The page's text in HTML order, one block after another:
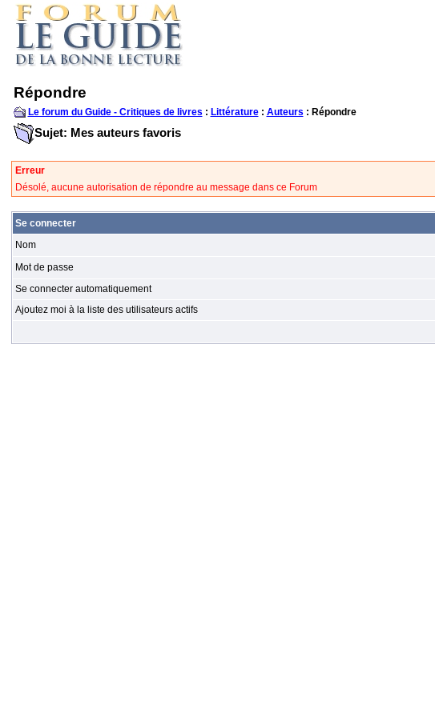
Répondre
Le forum du Guide - Critiques de livres : Littérature: Auteurs : Répondre
Sujet: Mes auteurs favoris
Erreur
Désolé, aucune autorisation de répondre au message dans ce Forum
Se connecter
Nom
Mot de passe
Se connecter automatiquement
Ajoutez moi à la liste des utilisateurs actifs